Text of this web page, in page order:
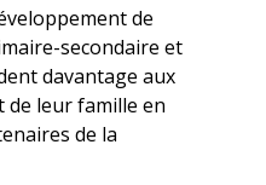
de
secondaire et
davantage aux
de leur famille en
de la